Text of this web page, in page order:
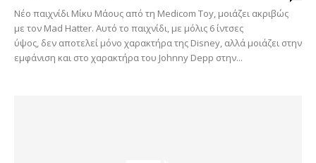
Νέο παιχνίδι Μίκυ Μάους από τη Medicom Toy, μοιάζει ακριβώς
με τον Mad Hatter. Αυτό το παιχνίδι, με μόλις 6 ίντσες
ύψος, δεν αποτελεί μόνο χαρακτήρα της Disney, αλλά μοιάζει στην
εμφάνιση και στο χαρακτήρα του Johnny Depp στην...